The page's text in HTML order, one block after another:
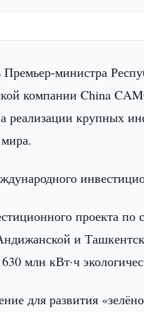
Премьер-министра
компании China
реализации крупных
проекта по
и
млн кВт·ч
для развития